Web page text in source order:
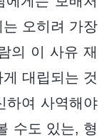
오히려 가장
의 이 사유 재
대립되는 것
하여 사역해야
수도 있는, 형